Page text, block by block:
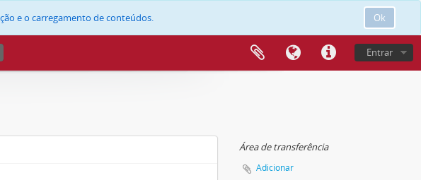
Ok
e o carregamento de conteúdos.
Entrar
Área de transferência
Adicionar